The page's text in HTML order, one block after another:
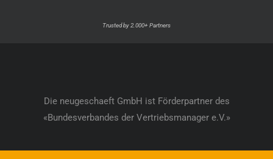
Trusted by 2.000+ Partners
Die neugeschaeft GmbH ist Förderpartner des
«Bundesverbandes der Vertriebsmanager e.V.»